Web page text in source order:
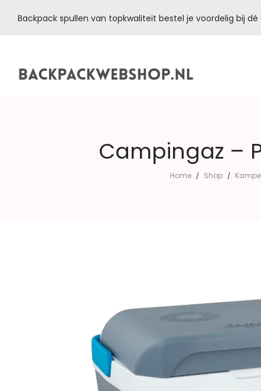
Backpack spullen van topkwaliteit bestel je voordelig bij
Campingaz –
Home / Shop /